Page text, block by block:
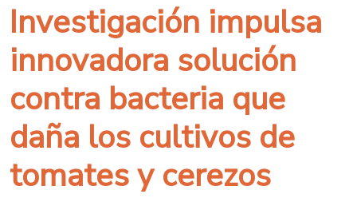
Investigación impulsa
innovadora solución
contra bacteria que
daña los cultivos de
tomates y cerezos